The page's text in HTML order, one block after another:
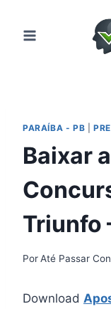
para
PARAÍBA - PB
Baixar
Triunfo
PorAté Passar
Download